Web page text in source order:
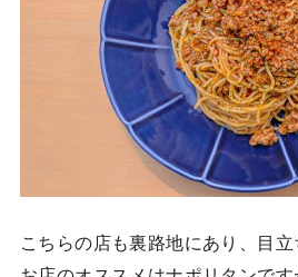
こちらの店も裏路地にあり、目立